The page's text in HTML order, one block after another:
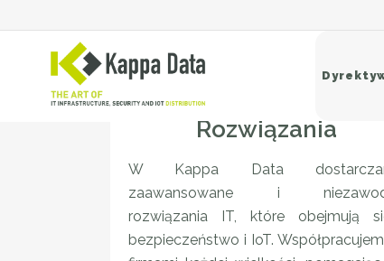
Rozwiązania
W Kappa Data
zaawansowane i
rozwiązania IT, które obejmują
bezpieczeństwo i IoT.